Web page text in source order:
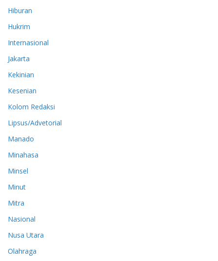
Hiburan
Hukrim
Internasional
Jakarta
Kekinian
Kesenian
Kolom Redaksi
Lipsus/Advetorial
Manado
Minahasa
Minsel
Minut
Mitra
Nasional
Nusa Utara
Olahraga